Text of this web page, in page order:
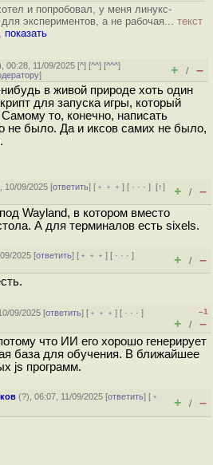
и попробовал, у меня линукс-
для экспериментов, а не рабочая... текст
показать
00:28, 11/09/2025 [^] [^^] [^^^]
] + / –
в живой природе хоть один
для запуска игры, который
то, конечно, написать
не было. Да и иксов самих не было,
10/09/2025 [ответить] [ ﹢﹢﹢] [ · · ·][↑]
+ / –
Wayland, в котором вместо
А для терминалов есть sixels.
2025 [ответить] [ ﹢﹢﹢] [ · · ·]
+ / –
09/2025 [ответить] [ ﹢﹢﹢] [ · · ·]
–1
+ / –
что ИИ его хорошо генерирует
база для обучения. В ближайшее
js программ.
(?), 06:07, 11/09/2025 [ответить] [ ﹢
+ / –